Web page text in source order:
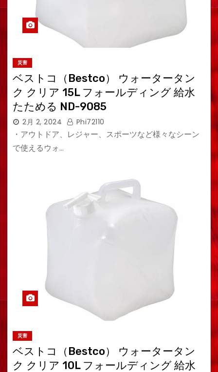
災害
ベストコ（Bestco） ウォータータン
ク クリア 15L フォールディング 給水
たためる ND-9085
2月 2, 2024 Phi72110
・アウトドア、レジャー、スポーツなど様々なシーン
で使えるウォ…
災害
ベストコ（Bestco） ウォータータン
ク クリア 10L フォールディング 給水